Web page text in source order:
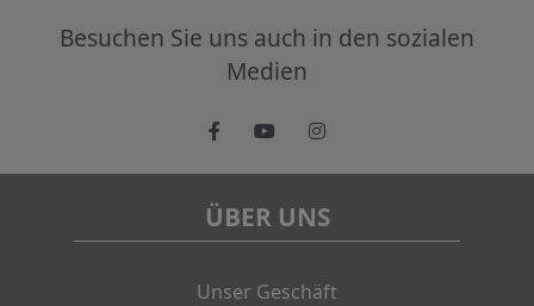
Besuchen Sie uns auch in den sozialen
Medien
ÜBER UNS
Unser Geschäft